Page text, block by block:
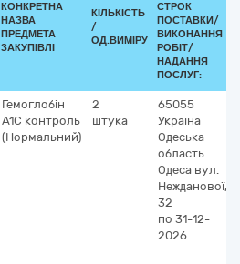
КОНКРЕТНА
НАЗВА
ПРЕДМЕТА
ЗАКУПІВЛІ
КІЛЬКІСТЬ
/
ОД.ВИМІРУ
СТРОК
ПОСТАВКИ/
ВИКОНАННЯ
РОБІТ/
НАДАННЯ
ПОСЛУГ:
Гемоглобін
A1С контроль
(Нормальний)
2
штука
65055
Україна
Одеська
область
Одеса вул.
Нежданової,
32
по 31-12-
2026